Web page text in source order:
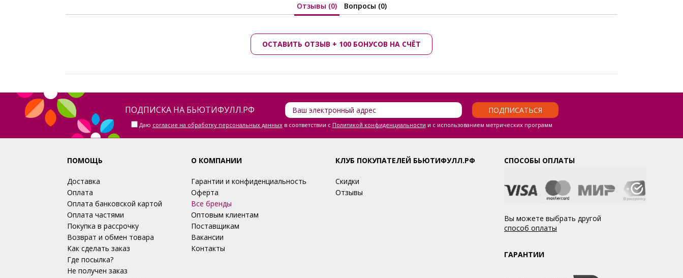
Отзывы (0) Вопросы (0)
ОСТАВИТЬ ОТЗЫВ + 100 БОНУСОВ НА СЧЁТ
ПОДПИСКА НА БЬЮТИФУЛЛ.РФ ПОДПИСАТЬСЯ
Даю согласие на обработку персональных данныхв соответствии с Политикой конфиденциальности и с использованием метрических программ
ПОМОЩЬ
Доставка
Оплата
Оплата банковской картой
Оплата частями
Покупка в рассрочку
Возврат и обмен товара
Как сделать заказ
Где посылка?
Не получен заказ
О КОМПАНИИ
Гарантии и конфиденциальность
Оферта
Все бренды
Оптовым клиентам
Поставщикам
Вакансии
Контакты
КЛУБ ПОКУПАТЕЛЕЙ БЬЮТИФУЛЛ.РФ
Скидки
Отзывы
СПОСОБЫ ОПЛАТЫ
Вы можете выбрать другой
способ оплаты
ГАРАНТИИ